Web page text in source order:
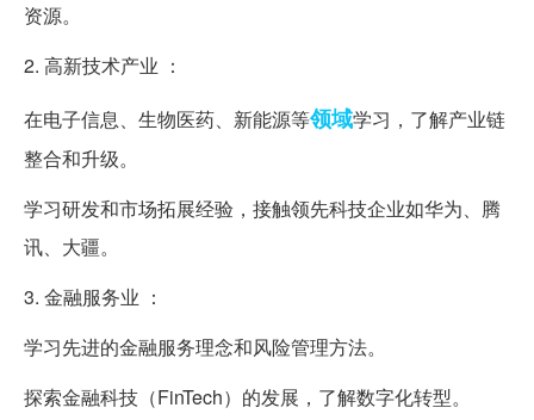
资源。
2. 高新技术产业 ：
在电子信息、生物医药、新能源等领域学习，了解产业链
整合和升级。
学习研发和市场拓展经验，接触领先科技企业如华为、腾
讯、大疆。
3. 金融服务业 ：
学习先进的金融服务理念和风险管理方法。
探索金融科技（FinTech）的发展，了解数字化转型。